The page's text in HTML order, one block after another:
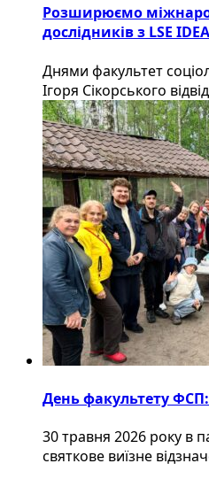
Розширюємо
дослідників з LSE
Днями факультет
Ігоря Сікорського
День факультету
30 травня 2026 року в
святкове виїзне